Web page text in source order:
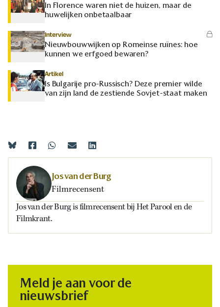
In Florence waren niet de huizen, maar de
huwelijken onbetaalbaar
Interview
Nieuwbouwwijken op Romeinse ruïnes: hoe
kunnen we erfgoed bewaren?
Artikel
Is Bulgarije pro-Russisch? Deze premier wilde
van zijn land de zestiende Sovjet-staat maken
Jos van der Burg
Filmrecensent
Jos van der Burg is filmrecensent bij Het Parool en de
Filmkrant.
Meld je aan voor de
nieuwsbrief